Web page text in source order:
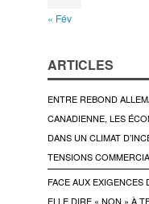
« Fév
ARTICLES
ENTRE REBOND
CANADIENNE, LES
DANS UN CLIMAT
TENSIONS
FACE AUX EXIGENCES
ELLE DIRE « NON » À